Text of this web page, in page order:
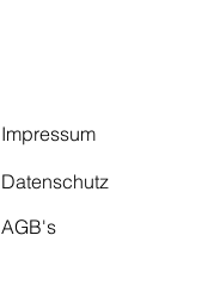
Impressum
Datenschutz
AGB's